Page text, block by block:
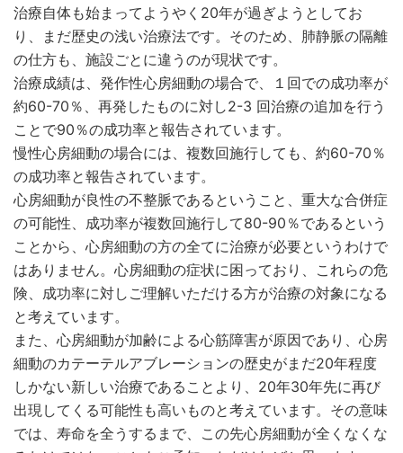
治療自体も始まってようやく20年が過ぎようとしてお
り、まだ歴史の浅い治療法です。そのため、肺静脈の隔離
の仕方も、施設ごとに違うのが現状です。
治療成績は、発作性心房細動の場合で、１回での成功率が
約60-70％、再発したものに対し2-3 回治療の追加を行う
ことで90％の成功率と報告されています。
慢性心房細動の場合には、複数回施行しても、約60-70％
の成功率と報告されています。
心房細動が良性の不整脈であるということ、重大な合併症
の可能性、成功率が複数回施行して80-90％であるという
ことから、心房細動の方の全てに治療が必要というわけで
はありません。心房細動の症状に困っており、これらの危
険、成功率に対しご理解いただける方が治療の対象になる
と考えています。
また、心房細動が加齢による心筋障害が原因であり、心房
細動のカテーテルアブレーションの歴史がまだ20年程度
しかない新しい治療であることより、20年30年先に再び
出現してくる可能性も高いものと考えています。その意味
では、寿命を全うするまで、この先心房細動が全くなくな